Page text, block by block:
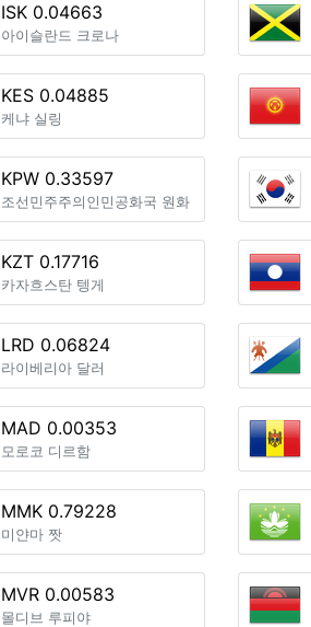
ISK 0.04663
아이슬란드 크로나
KES 0.04885
케냐 실링
KPW 0.33597
조선민주주의인민공화국 원화
KZT 0.17716
카자흐스탄 텡게
LRD 0.06824
라이베리아 달러
MAD 0.00353
모로코 디르함
MMK 0.79228
미얀마 짯
MVR 0.00583
몰디브 루피야